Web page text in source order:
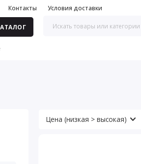
Контакты Условия доставки